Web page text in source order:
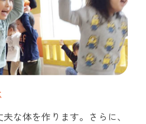
な体を作ります。さらに、